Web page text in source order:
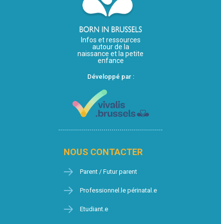
Infos et ressources
autour de la
naissance et la petite
enfance
Développé par :
NOUS CONTACTER
Parent / Futur parent
Professionnel.le périnatal.e
Etudiant.e